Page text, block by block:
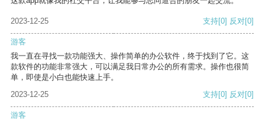
2023-12-25 支持[0] 反对[0]
游客
我一直在寻找一款功能强大、操作简单的办公软件，终于找到了它。这
款软件的功能非常强大，可以满足我日常办公的所有需求。操作也很简
单，即使是小白也能快速上手。
2023-12-25
支持[0] 反对[0]
游客